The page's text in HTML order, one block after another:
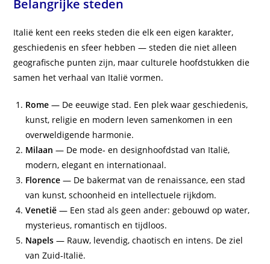
Belangrijke steden
Italië kent een reeks steden die elk een eigen karakter,
geschiedenis en sfeer hebben — steden die niet alleen
geografische punten zijn, maar culturele hoofdstukken die
samen het verhaal van Italië vormen.
Rome — De eeuwige stad. Een plek waar geschiedenis,
kunst, religie en modern leven samenkomen in een
overweldigende harmonie.
Milaan — De mode‑ en designhoofdstad van Italië,
modern, elegant en internationaal.
Florence — De bakermat van de renaissance, een stad
van kunst, schoonheid en intellectuele rijkdom.
Venetië — Een stad als geen ander: gebouwd op water,
mysterieus, romantisch en tijdloos.
Napels — Rauw, levendig, chaotisch en intens. De ziel
van Zuid‑Italië.